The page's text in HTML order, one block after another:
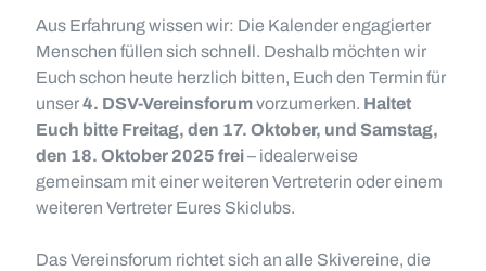
Aus Erfahrung wissen wir: Die Kalender engagierter
Menschen füllen sich schnell. Deshalb möchten wir
Euch schon heute herzlich bitten, Euch den Termin für
unser4. DSV-Vereinsforumvorzumerken. Haltet
Euch bitte Freitag, den 17. Oktober, und Samstag,
den 18. Oktober 2025 frei – idealerweise
gemeinsam mit einer weiteren Vertreterin oder einem
weiteren Vertreter Eures Skiclubs.
Das Vereinsforum richtet sich an alle Skivereine, die